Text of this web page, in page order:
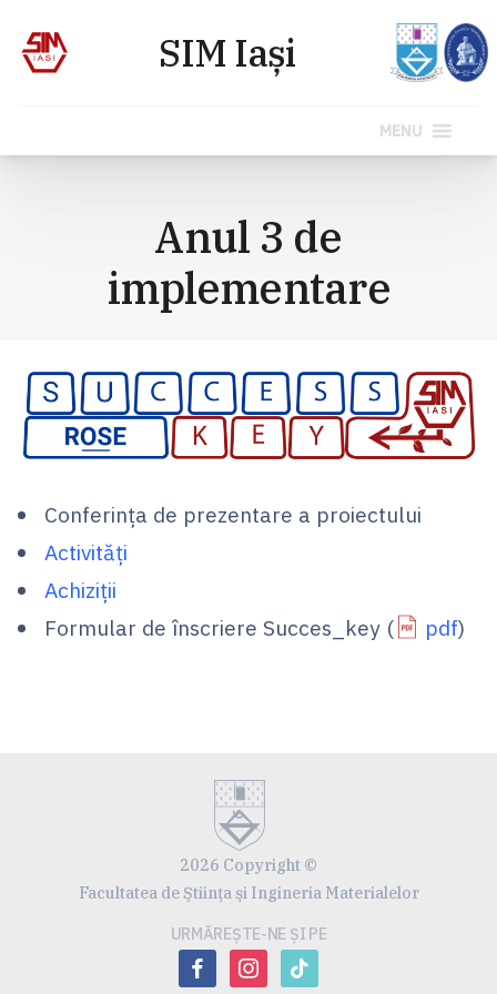
MENU
Anul 3 de
implementare
Conferința de prezentare a proiectului
Activități
Achiziții
Formular de înscriere Succes_key (
pdf)
2026 Copyright ©
Facultatea de Ştiinţa şi Ingineria Materialelor
URMĂREȘTE-NE ȘI PE
facebookinstagram
tiktok